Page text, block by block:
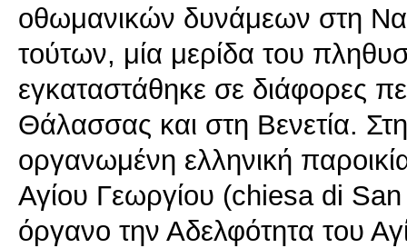
οθωμανικών δυνάμεων στη
τούτων, μία μερίδα του
εγκαταστάθηκε σε διάφορες
Θάλασσας και στη Βενετία.
οργανωμένη ελληνική
Αγίου Γεωργίου (chiesa di
όργανο την Αδελφότητα του